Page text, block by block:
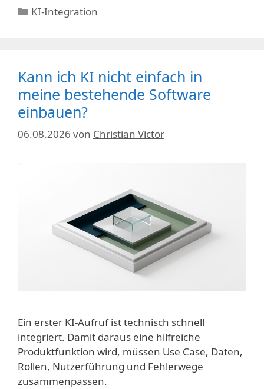
Kategorien
KI-Integration
Kann ich KI nicht einfach in
meine bestehende Software
einbauen?
06.08.2026 von Christian Victor
Ein erster KI-Aufruf ist technisch schnell
integriert. Damit daraus eine hilfreiche
Produktfunktion wird, müssen Use Case, Daten,
Rollen, Nutzerführung und Fehlerwege
zusammenpassen.